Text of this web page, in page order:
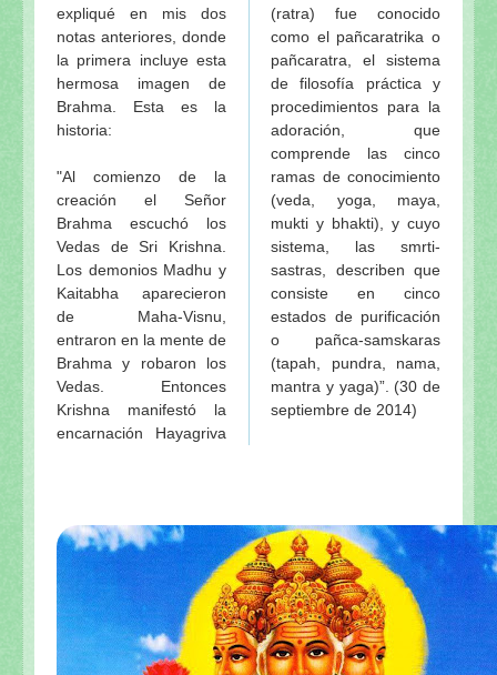
expliqué en mis dos
notas anteriores, donde
la primera incluye esta
hermosa imagen de
Brahma. Esta es la
historia:
"Al comienzo de la
creación el Señor
Brahma escuchó los
Vedas de Sri Krishna.
Los demonios Madhu y
Kaitabha aparecieron
de Maha-Visnu,
entraron en la mente de
Brahma y robaron los
Vedas. Entonces
Krishna manifestó la
encarnación Hayagriva
(ratra) fue conocido
como el pañcaratrika o
pañcaratra, el sistema
de filosofía práctica y
procedimientos para la
adoración, que
comprende las cinco
ramas de conocimiento
(veda, yoga, maya,
mukti y bhakti), y cuyo
sistema, las smrti-
sastras, describen que
consiste en cinco
estados de purificación
o pañca-samskaras
(tapah, pundra, nama,
mantra y yaga)”. (30 de
septiembre de 2014)